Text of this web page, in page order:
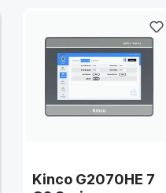
Kinco G2070HE 7